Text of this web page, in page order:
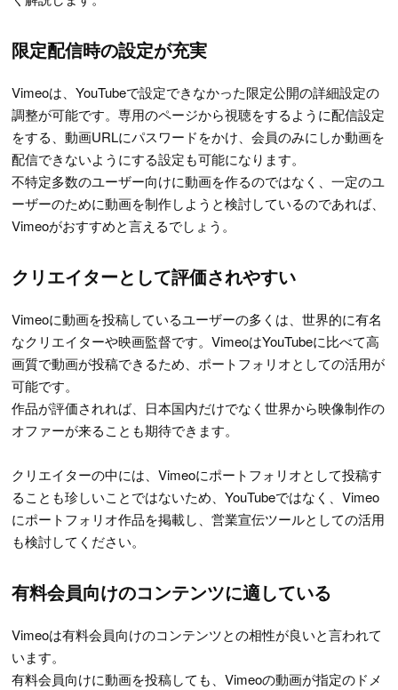
限定配信時の設定が充実
Vimeoは、YouTubeで設定できなかった限定公開の詳細設定の
調整が可能です。専用のページから視聴をするように配信設定
をする、動画URLにパスワードをかけ、会員のみにしか動画を
配信できないようにする設定も可能になります。
不特定多数のユーザー向けに動画を作るのではなく、一定のユ
ーザーのために動画を制作しようと検討しているのであれば、
Vimeoがおすすめと言えるでしょう。
クリエイターとして評価されやすい
Vimeoに動画を投稿しているユーザーの多くは、世界的に有名
なクリエイターや映画監督です。VimeoはYouTubeに比べて高
画質で動画が投稿できるため、ポートフォリオとしての活用が
可能です。
作品が評価されれば、日本国内だけでなく世界から映像制作の
オファーが来ることも期待できます。
クリエイターの中には、Vimeoにポートフォリオとして投稿す
ることも珍しいことではないため、YouTubeではなく、Vimeo
にポートフォリオ作品を掲載し、営業宣伝ツールとしての活用
も検討してください。
有料会員向けのコンテンツに適している
Vimeoは有料会員向けのコンテンツとの相性が良いと言われて
います。
有料会員向けに動画を投稿しても、Vimeoの動画が指定のドメ